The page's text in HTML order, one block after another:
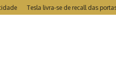
Tesla livra-se de recall das portas – mas